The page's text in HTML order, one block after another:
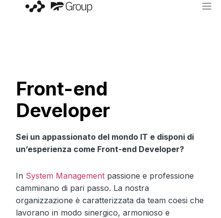
Front-end
Developer
Sei un appassionato del mondo IT e disponi di
un’esperienza come Front-end Developer?
In System Management passione e professione
camminano di pari passo. La nostra
organizzazione è caratterizzata da team coesi che
lavorano in modo sinergico, armonioso e